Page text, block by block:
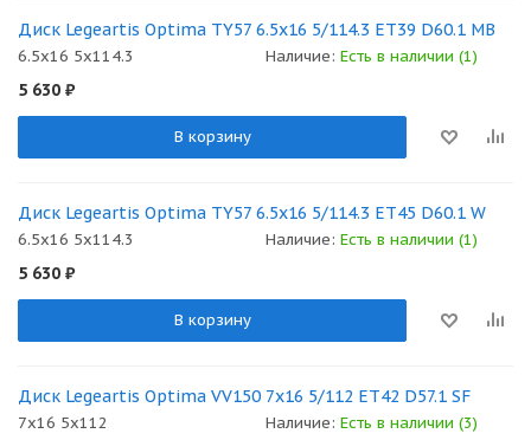
Диск Legeartis Optima TY57 6.5x16 5/114.3 ET39 D60.1 MB
6.5x16 5x114.3 Наличие: Есть в наличии (1)
5 630 ₽
В корзину
Диск Legeartis Optima TY57 6.5x16 5/114.3 ET45 D60.1 W
6.5x16 5x114.3 Наличие: Есть в наличии (1)
5 630 ₽
В корзину
Диск Legeartis Optima VV150 7x16 5/112 ET42 D57.1 SF
7x16 5x112 Наличие: Есть в наличии (3)